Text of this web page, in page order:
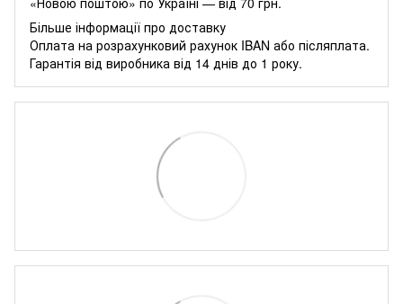
Більше інформації про доставку
Оплата на розрахунковий рахунок IBAN або післяплата.
Гарантія від виробника від 14 днів до 1 року.